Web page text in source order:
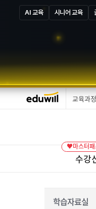
AI 교육 시니어 교육
교육과정
수강
♥마스터
학습자료실